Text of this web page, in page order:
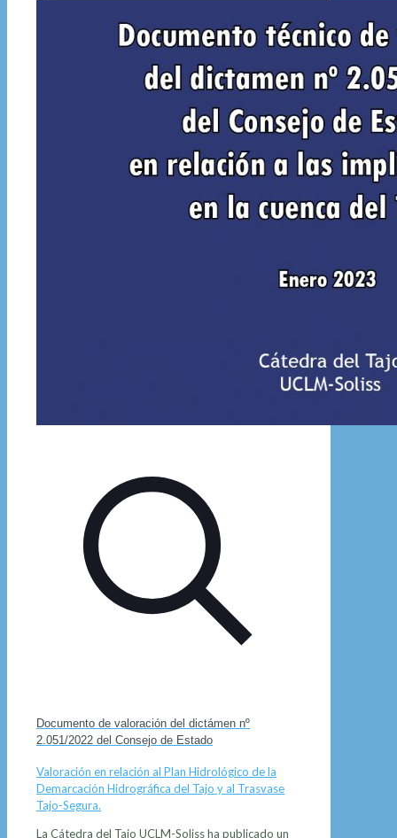
Documento de valoración del dictámen nº
2.051/2022 del Consejo de Estado
Valoración en relación al Plan Hidrológico de la
Demarcación Hidrográfica del Tajo y al Trasvase
Tajo-Segura.
La Cátedra del Tajo UCLM-Soliss ha publicado un